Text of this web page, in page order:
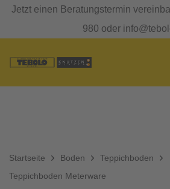
Jetzt einen Beratungstermin
980 oder
Startseite Boden
Teppichboden
Teppichboden Meterware